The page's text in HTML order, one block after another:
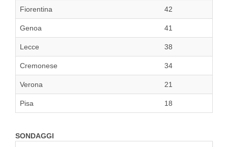
Fiorentina 42
Genoa 41
Lecce 38
Cremonese 34
Verona 21
Pisa 18
SONDAGGI